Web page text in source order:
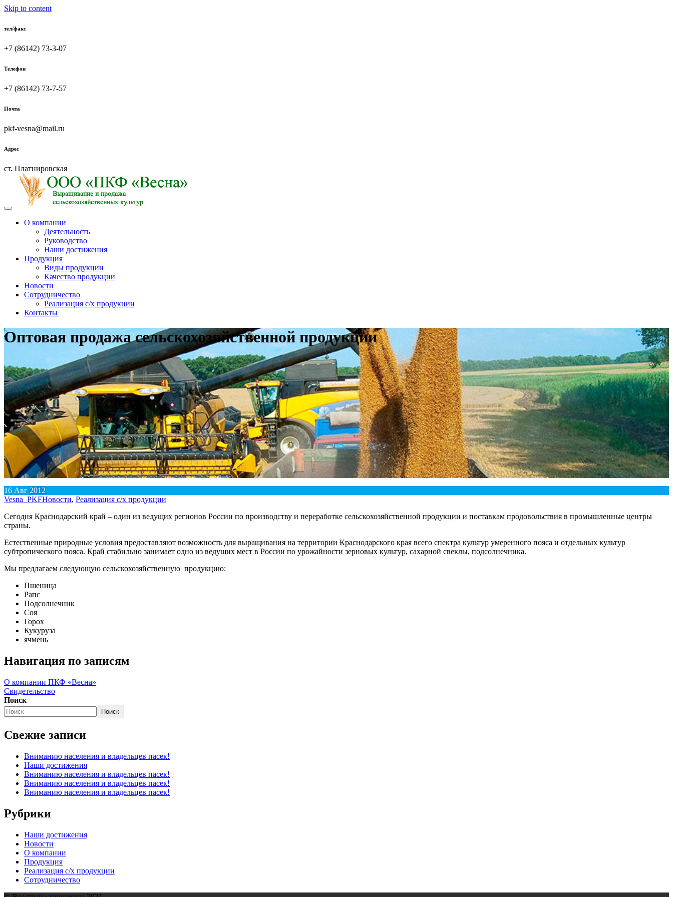
Skip to content
тел/факс
+7 (86142) 73-3-07
Телефон
+7 (86142) 73-7-57
Почта
pkf-vesna@mail.ru
Адрес
ст. Платнировская
О компании
Деятельность
Руководство
Наши достижения
Продукция
Виды продукции
Качество продукции
Новости
Сотрудничество
Реализация с/х продукции
Контакты
Оптовая продажа сельскохозяйственной продукции
16 Авг 2012
Vesna_PKFНовости, Реализация с/х продукции
Сегодня Краснодарский край – один из ведущих регионов России по производству и переработке сельскохозяйственной продукции и поставкам продовольствия в промышленные центры
страны.
Естественные природные условия предоставляют возможность для выращивания на территории Краснодарского края всего спектра культур умеренного пояса и отдельных культур
субтропического пояса. Край стабильно занимает одно из ведущих мест в России по урожайности зерновых культур, сахарной свеклы, подсолнечника.
Мы предлагаем следующую сельскохозяйственную продукцию:
Пшеница
Рапс
Подсолнечник
Соя
Горох
Кукуруза
ячмень
Навигация по записям
О компании ПКФ «Весна»
Свидетельство
Поиск
Поиск
Свежие записи
Вниманию населения и владельцев пасек!
Наши достижения
Вниманию населения и владельцев пасек!
Вниманию населения и владельцев пасек!
Вниманию населения и владельцев пасек!
Рубрики
Наши достижения
Новости
О компании
Продукция
Реализация с/х продукции
Сотрудничество